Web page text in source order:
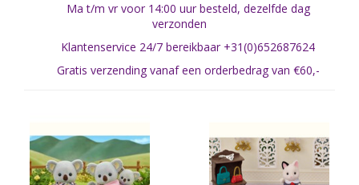
Ma t/m vr voor 14:00 uur besteld, dezelfde dag
verzonden
Klantenservice 24/7 bereikbaar +31(0)652687624
Gratis verzending vanaf een orderbedrag van €60,-